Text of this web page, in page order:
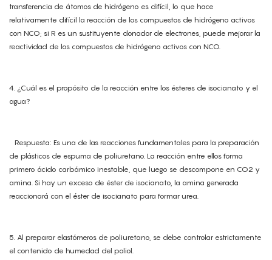
transferencia de átomos de hidrógeno es difícil, lo que hace
relativamente difícil la reacción de los compuestos de hidrógeno activos
con NCO; si R es un sustituyente donador de electrones, puede mejorar la
reactividad de los compuestos de hidrógeno activos con NCO.
4. ¿Cuál es el propósito de la reacción entre los ésteres de isocianato y el
agua?
Respuesta: Es una de las reacciones fundamentales para la preparación
de plásticos de espuma de poliuretano. La reacción entre ellos forma
primero ácido carbámico inestable, que luego se descompone en CO2 y
amina. Si hay un exceso de éster de isocianato, la amina generada
reaccionará con el éster de isocianato para formar urea.
5. Al preparar elastómeros de poliuretano, se debe controlar estrictamente
el contenido de humedad del poliol.